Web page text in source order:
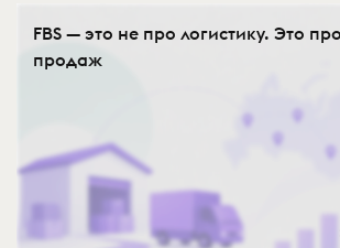
FBS — это не про логистику. Это
продаж